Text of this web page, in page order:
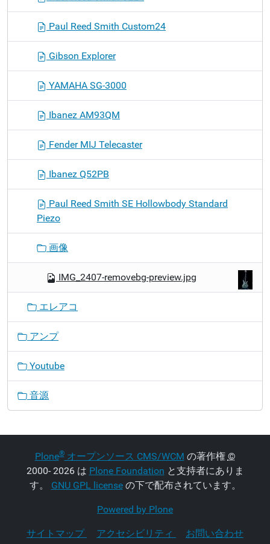
Paul Reed Smith Custom24
Gibson Explorer
YAMAHA SG-3000
Ibanez AM93QM
Fender MIJ Telecaster
Ibanez Q52PB
Paul Reed Smith SE Hollowbody Standard
Piezo
画像
IMG_2407-removebg-preview.jpg
エレアコ
アンプ
Youtube
音源
Plone®オープンソース CMS/WCM の著作権 ©
2000- 2026 は Plone Foundation と支持者にありま
す。 GNU GPL licenseの下で配布されています。
Powered by Plone
サイトマップ アクセシビリティ お問い合わせ